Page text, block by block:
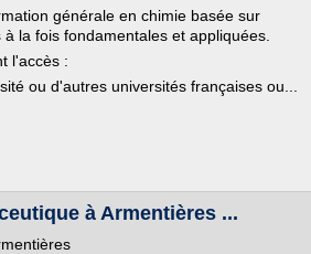
générale en chimie basée sur
la fois fondamentales et appliquées.
l'accès :
ou d'autres universités françaises ou...
à Armentières ...